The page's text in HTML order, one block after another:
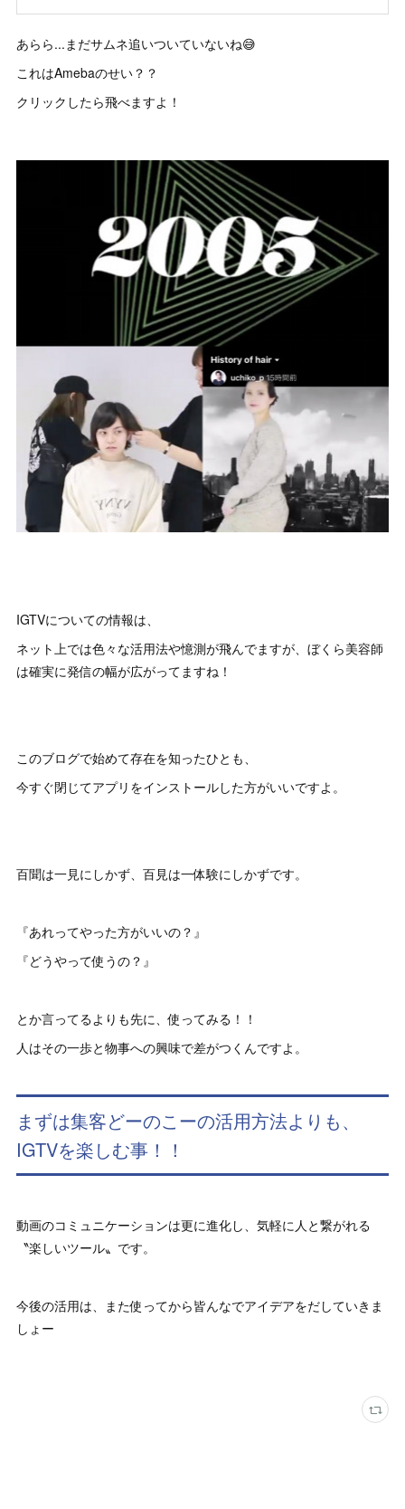
あらら...まだサムネ追いついていないね😅
これはAmebaのせい？？
クリックしたら飛べますよ！
IGTVについての情報は、
ネット上では色々な活用法や憶測が飛んでますが、ぼくら美容師
は確実に発信の幅が広がってますね！
このブログで始めて存在を知ったひとも、
今すぐ閉じてアプリをインストールした方がいいですよ。
百聞は一見にしかず、百見は一体験にしかずです。
『あれってやった方がいいの？』
『どうやって使うの？』
とか言ってるよりも先に、使ってみる！！
人はその一歩と物事への興味で差がつくんですよ。
まずは集客どーのこーの活用方法よりも、
IGTVを楽しむ事！！
動画のコミュニケーションは更に進化し、気軽に人と繋がれる
〝楽しいツール〟です。
今後の活用は、また使ってから皆んなでアイデアをだしていきま
しょー